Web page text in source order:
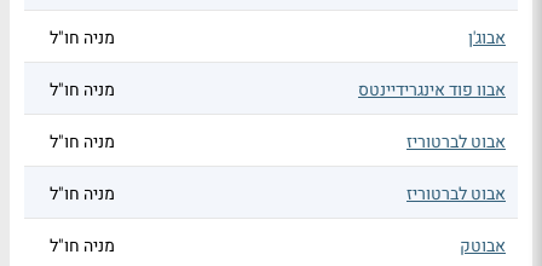
אבוג'ן מניה חו"ל
אבוו פוד אינגרידיינטס מניה חו"ל
אבוט לברטוריז מניה חו"ל
אבוט לברטוריז מניה חו"ל
אבוטק מניה חו"ל